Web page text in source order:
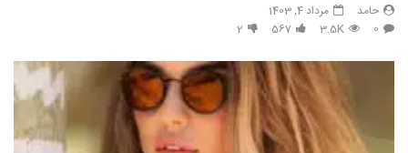
حامد
مرداد 4, 1403
0
3.5K
567
2